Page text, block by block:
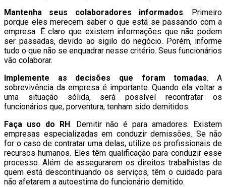
Mantenha seus colaboradores informados. Primeiro
porque eles merecem saber o que está se passando com a
empresa. É claro que existem informações que não podem
ser passadas, devido ao sigilo do negócio. Porém, informe
tudo o que não se enquadrar nesse critério. Seus funcionários
vão colaborar.
Implemente as decisões que foram tomadas. A
sobrevivência da empresa é importante. Quando ela voltar a
uma situação sólida, será possível recontratar os
funcionários que, porventura, tenham sido demitidos.
Faça uso do RH. Demitir não é para amadores. Existem
empresas especializadas em conduzir demissões. Se não
for o caso de contratar uma delas, utilize os profissionais de
recursos humanos. Eles têm qualificação para conduzir esse
processo. Além de assegurarem os direitos trabalhistas de
quem está descontinuando os serviços, têm o cuidado para
não afetarem a autoestima do funcionário demitido.